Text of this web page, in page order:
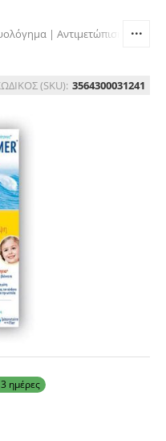
| Αντιμετώπιση
(SKU): 3564300031241
ημέρες